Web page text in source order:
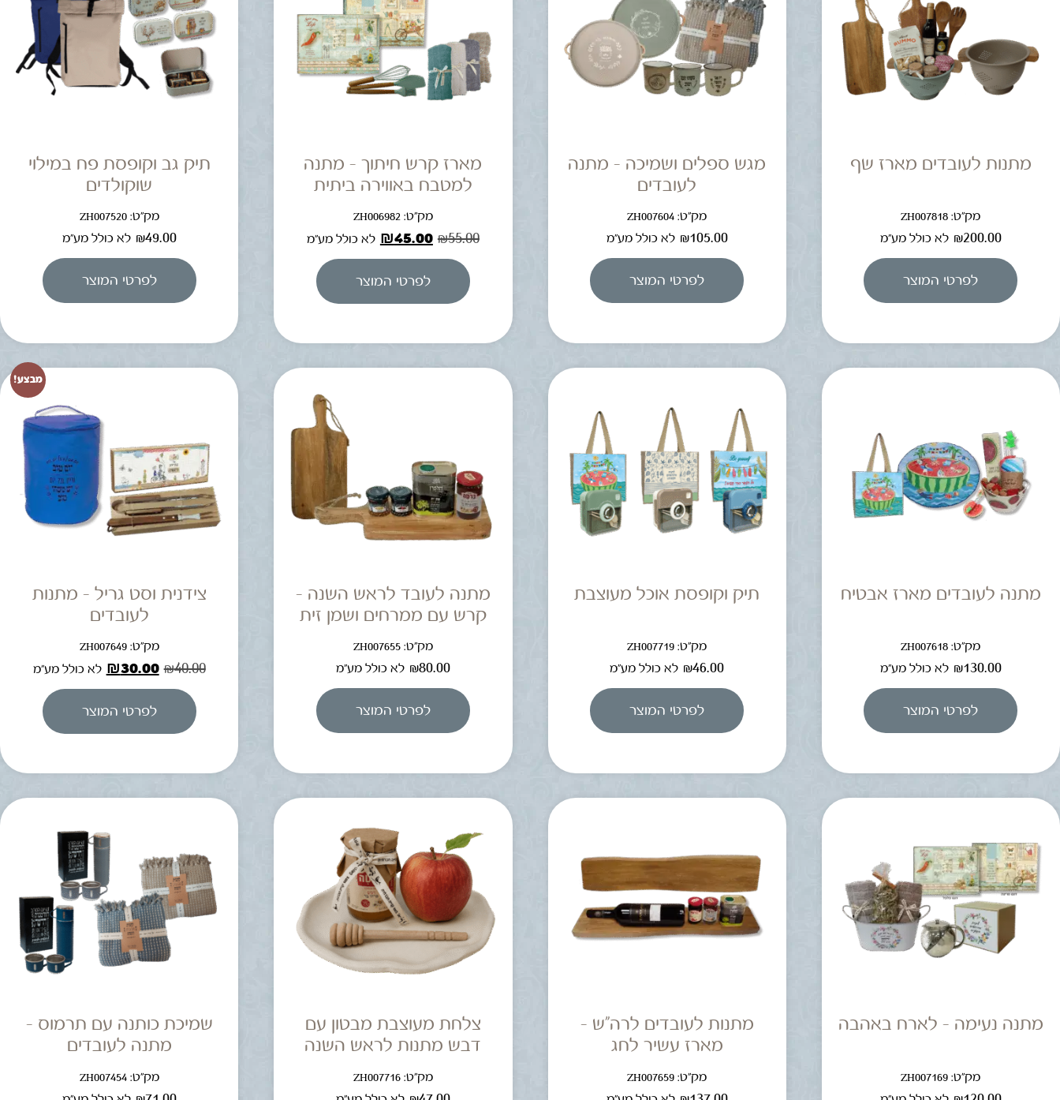
מתנות לעובדים מארז שף
מק"ט: ZH007818
₪200.00 לא כולל מע"מ
לפרטי המוצר
מגש ספלים ושמיכה – מתנה
לעובדים
מק"ט: ZH007604
₪105.00 לא כולל מע"מ
לפרטי המוצר
מארז קרש חיתוך – מתנה
למטבח באווירה ביתית
מק"ט: ZH006982
₪55.00
₪45.00 לא כולל מע"מ
לפרטי המוצר
תיק גב וקופסת פח במילוי
שוקולדים
מק"ט: ZH007520
₪49.00 לא כולל מע"מ
לפרטי המוצר
מתנה לעובדים מארז אבטיח
מק"ט: ZH007618
₪130.00 לא כולל מע"מ
לפרטי המוצר
תיק וקופסת אוכל מעוצבת
מק"ט: ZH007719
₪46.00 לא כולל מע"מ
לפרטי המוצר
מתנה לעובד לראש השנה –
קרש עם ממרחים ושמן זית
מק"ט: ZH007655
₪80.00 לא כולל מע"מ
לפרטי המוצר
מבצע!
צידנית וסט גריל – מתנות
לעובדים
מק"ט: ZH007649
₪40.00
₪30.00 לא כולל מע"מ
לפרטי המוצר
מתנה נעימה – לארח באהבה
מק"ט: ZH007169
מתנות לעובדים לרה"ש –
מארז עשיר לחג
מק"ט: ZH007659
צלחת מעוצבת מבטון עם
דבש מתנות לראש השנה
מק"ט: ZH007716
שמיכת כותנה עם תרמוס –
מתנה לעובדים
מק"ט: ZH007454